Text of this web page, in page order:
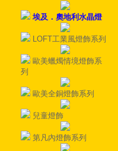
埃及．奧地利水晶燈
LOFT工業風燈飾系列
歐美蠟燭情境燈飾系
列
歐美全銅燈飾系列
兒童燈飾
第凡內燈飾系列